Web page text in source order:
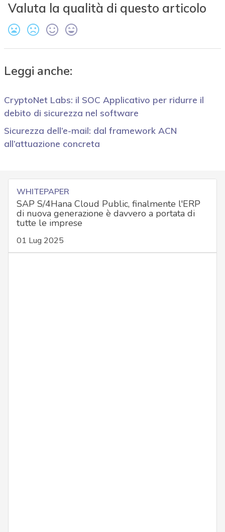
Valuta la qualità di questo articolo
Leggi anche:
CryptoNet Labs: il SOC Applicativo per ridurre il
debito di sicurezza nel software
Sicurezza dell’e-mail: dal framework ACN
all’attuazione concreta
WHITEPAPER
SAP S/4Hana Cloud Public, finalmente l'ERP
di nuova generazione è davvero a portata di
tutte le imprese
01 Lug 2025